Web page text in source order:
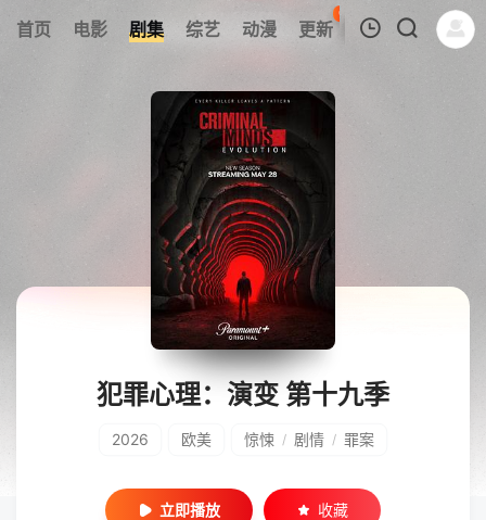
首页 电影 剧集 综艺 动漫 更新
61
热榜 APP
暂无观看影片的记录
犯罪心理：演变 第十九季
2026 欧美 惊悚 / 剧情 / 罪案
立即播放 收藏